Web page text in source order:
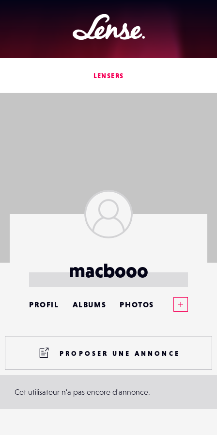
Lense
LENSERS
macbooo
PROFIL ALBUMS PHOTOS
CONTACTS
ÉVÉNEMENTS
PROPOSER UNE ANNONCE
Cet utilisateur n'a pas encore d'annonce.